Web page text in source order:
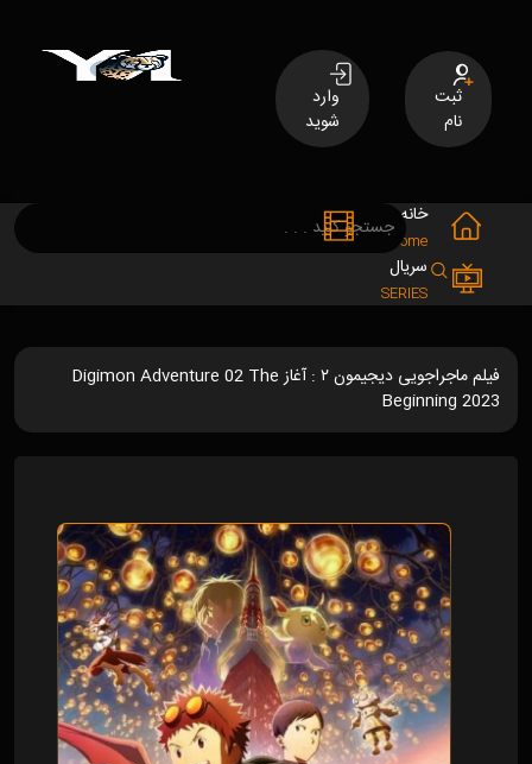
ثبت
نام
وارد
شوید
خانه
Home
سریال
SERIES
فیلم ماجراجویی دیجیمون ۲ : آغاز Digimon Adventure 02 The
Beginning 2023